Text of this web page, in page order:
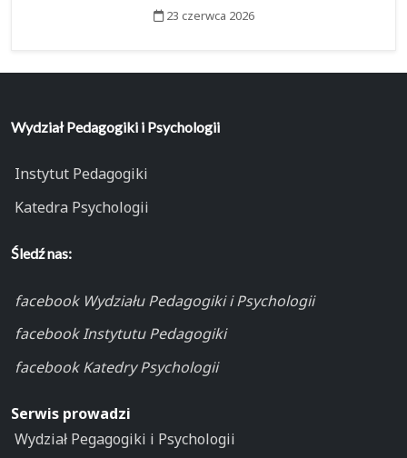
23 czerwca 2026
Wydział Pedagogiki i Psychologii
Instytut Pedagogiki
Katedra Psychologii
Śledź nas:
facebook Wydziału Pedagogiki i Psychologii
facebook Instytutu Pedagogiki
facebook Katedry Psychologii
Serwis prowadzi
Wydział Pegagogiki i Psychologii